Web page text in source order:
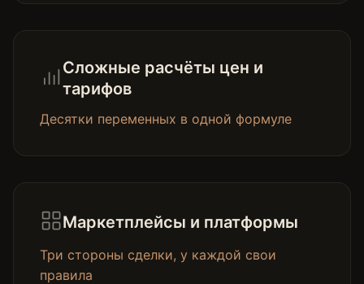
Сложные расчёты цен и
тарифов
Десятки переменных в одной формуле
Маркетплейсы и платформы
Три стороны сделки, у каждой свои
правила